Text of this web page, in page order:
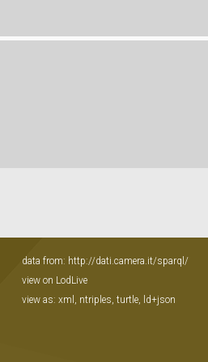
data from: http://dati.camera.it/sparql/
view on LodLive
view as: xml , ntriples, turtle, ld+json